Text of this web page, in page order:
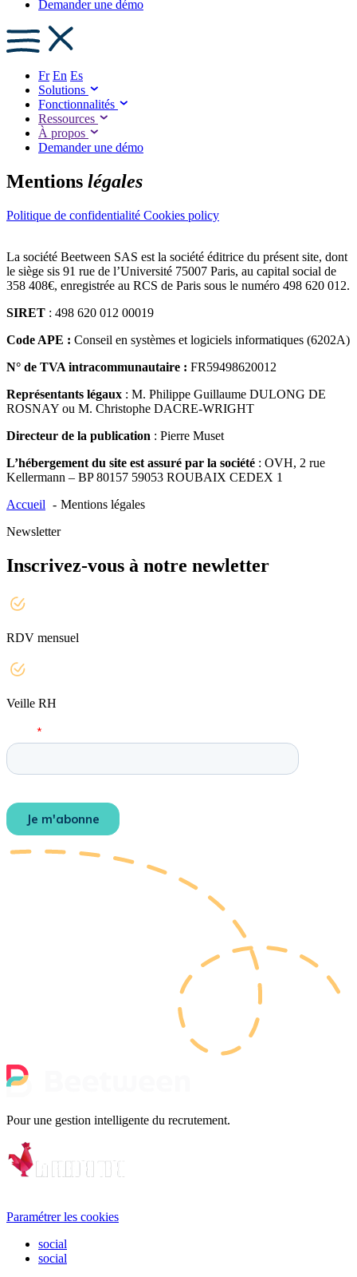
Demander une démo
Fr En Es
Solutions
Fonctionnalités
Ressources
À propos
Demander une démo
Mentions légales
Politique de confidentialité Cookies policy
La société Beetween SAS est la société éditrice du présent site, dont
le siège sis 91 rue de l’Université 75007 Paris, au capital social de
358 408€, enregistrée au RCS de Paris sous le numéro 498 620 012.
SIRET : 498 620 012 00019
Code APE : Conseil en systèmes et logiciels informatiques (6202A)
N° de TVA intracommunautaire : FR59498620012
Représentants légaux : M. Philippe Guillaume DULONG DE
ROSNAY ou M. Christophe DACRE-WRIGHT
Directeur de la publication : Pierre Muset
L’hébergement du site est assuré par la société : OVH, 2 rue
Kellermann – BP 80157 59053 ROUBAIX CEDEX 1
Accueil
Mentions légales
Newsletter
Inscrivez-vous à notre newletter
RDV mensuel
Veille RH
Pour une gestion intelligente du recrutement.
Paramétrer les cookies
social
social